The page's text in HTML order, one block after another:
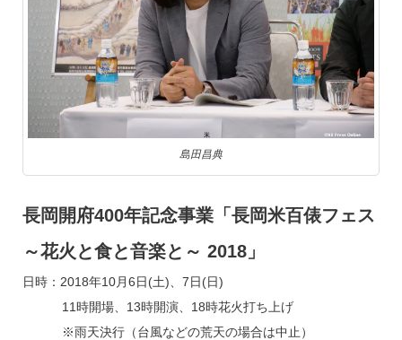
島田昌典
長岡開府400年記念事業「長岡米百俵フェス
～花火と食と音楽と～ 2018」
日時：2018年10月6日(土)、7日(日)
11時開場、13時開演、18時花火打ち上げ
※雨天決行（台風などの荒天の場合は中止）